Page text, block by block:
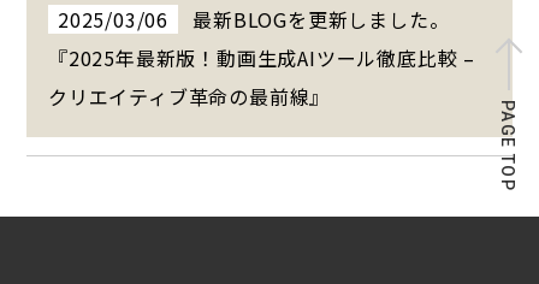
2025/03/06
最新BLOGを更新しました。
『2025年最新版！動画生成AIツール徹底比較 –
クリエイティブ革命の最前線』
PAGE TOP